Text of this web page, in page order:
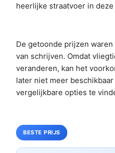
heerlijke straatvoer in
De getoonde prijzen
van schrijven. Omdat
veranderen, kan het
later niet meer
vergelijkbare opties te
BESTE PRIJS